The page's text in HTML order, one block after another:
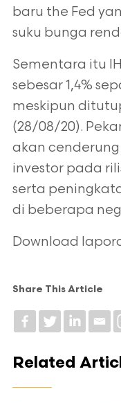
baru the Fed
suku bunga
Sementara itu
sebesar 1,4%
meskipun
(28/08/20).
akan
investor pada
serta
di beberapa
Download
Share This Article
Related